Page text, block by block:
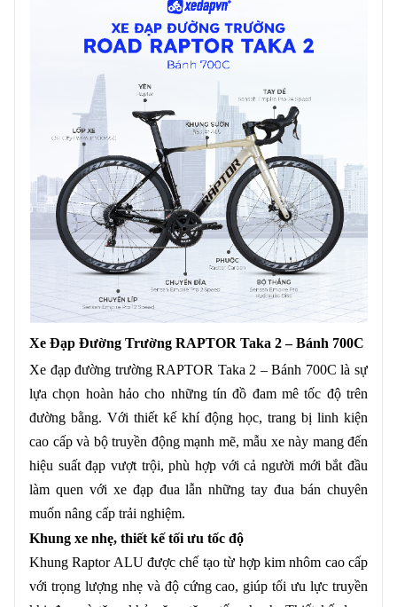
Xe Đạp Đường Trường RAPTOR Taka 2 – Bánh 700C
Xe đạp đường trường RAPTOR Taka 2 – Bánh 700C là sự
lựa chọn hoàn hảo cho những tín đồ đam mê tốc độ trên
đường bằng. Với thiết kế khí động học, trang bị linh kiện
cao cấp và bộ truyền động mạnh mẽ, mẫu xe này mang đến
hiệu suất đạp vượt trội, phù hợp với cả người mới bắt đầu
làm quen với xe đạp đua lẫn những tay đua bán chuyên
muốn nâng cấp trải nghiệm.
Khung xe nhẹ, thiết kế tối ưu tốc độ
Khung Raptor ALU được chế tạo từ hợp kim nhôm cao cấp
với trọng lượng nhẹ và độ cứng cao, giúp tối ưu lực truyền